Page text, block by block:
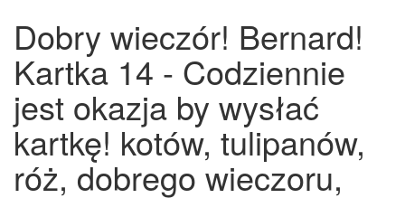
Dobry wieczór! Bernard!
Kartka 14 - Codziennie
jest okazja by wysłać
kartkę! kotów, tulipanów,
róż, dobrego wieczoru,